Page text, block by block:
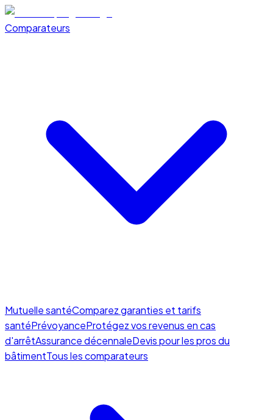
Comparateurs
Mutuelle santéComparez garanties et tarifs
santéPrévoyanceProtégez vos revenus en cas
d'arrêtAssurance décennaleDevis pour les pros du
bâtimentTous les comparateurs